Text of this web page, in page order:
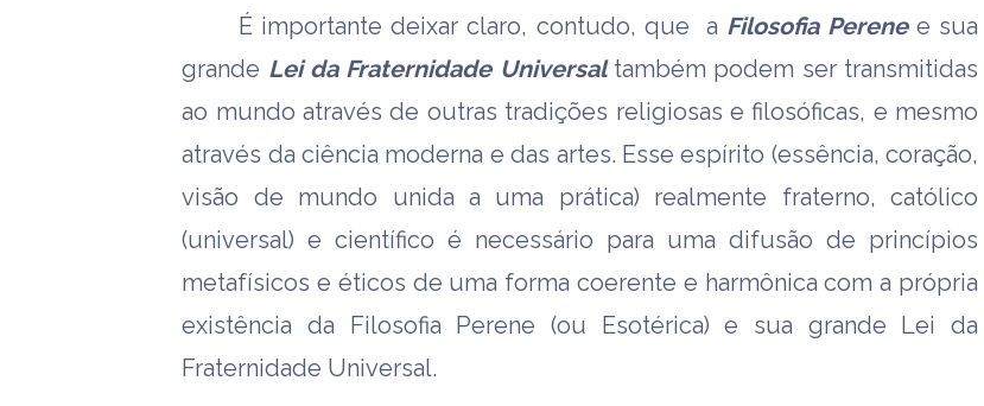
É importante deixar claro, contudo, que a Filosofia Perenee sua
grande Lei da Fraternidade Universaltambém podem ser transmitidas
ao mundo através de outras tradições religiosas e filosóficas, e mesmo
através da ciência moderna e das artes. Esse espírito (essência, coração,
visão de mundo unida a uma prática) realmente fraterno, católico
(universal) e científico é necessário para uma difusão de princípios
metafísicos e éticos de uma forma coerente e harmônica com a própria
existência da Filosofia Perene (ou Esotérica) e sua grande Lei da
Fraternidade Universal.